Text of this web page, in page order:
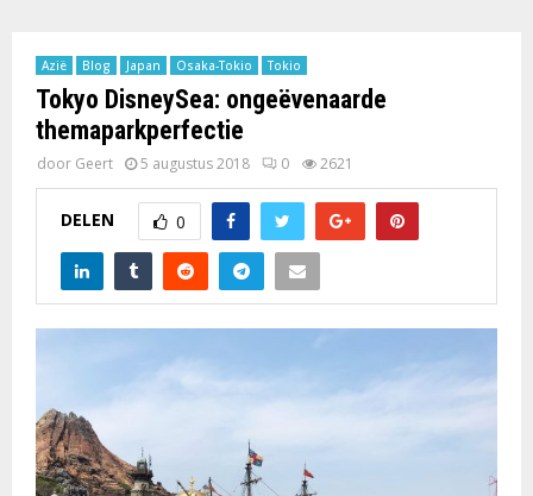
Azië Blog Japan Osaka-Tokio Tokio
Tokyo DisneySea: ongeëvenaarde
themaparkperfectie
door Geert 5 augustus 2018 0 2621
DELEN 0